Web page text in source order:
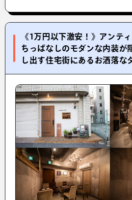
《1万円以下激安！》アンテ
ちっぱなしのモダンな内装が
し出す住宅街にあるお洒落な